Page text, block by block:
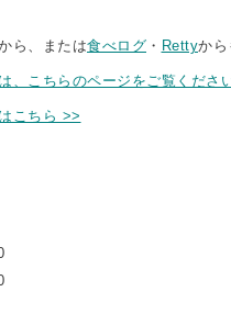
ら、または食べログ ・ Rettyから
、こちらのページをご覧くださ
こちら >>